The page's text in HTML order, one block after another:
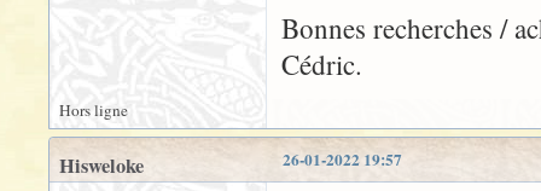
Bonnes recherches /
Cédric.
Hors ligne
26-01-2022 19:57
Hisweloke